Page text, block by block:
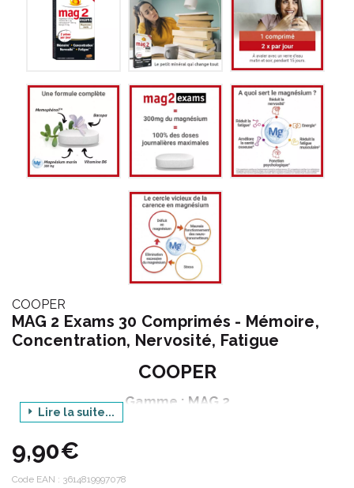
COOPER
MAG 2 Exams 30 Comprimés - Mémoire,
Concentration, Nervosité, Fatigue
COOPER
Gamme : MAG 2
Conditionnement : 30 comprimés à avaler
Lire la suite...
9,90€
Code EAN : 3614819997078